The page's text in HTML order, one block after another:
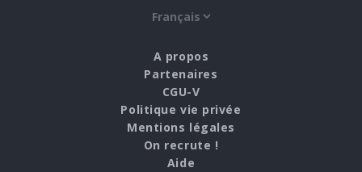
A propos
Partenaires
CGU-V
Politique vie privée
Mentions légales
On recrute !
Aide